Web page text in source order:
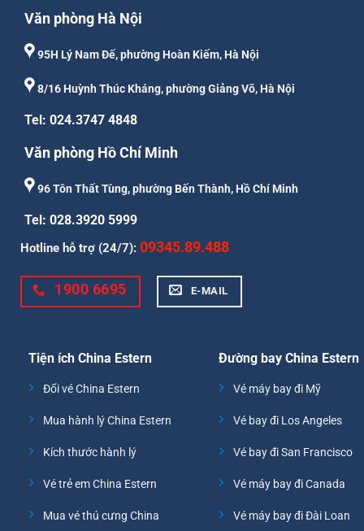
Văn phòng Hà Nội
95H Lý Nam Đế, phường Hoàn Kiếm, Hà Nội
8/16 Huỳnh Thúc Kháng, phường Giảng Võ, Hà Nội
Tel: 024.3747 4848
Văn phòng Hồ Chí Minh
96 Tôn Thất Tùng, phường Bến Thành, Hồ Chí Minh
Tel: 028.3920 5999
Hotline hỗ trợ (24/7): 09345.89.488
1900 6695 E-MAIL
Tiện ích China Estern
Đổi vé China Estern
Mua hành lý China Estern
Kích thước hành lý
Vé trẻ em China Estern
Mua vé thú cưng China
Đường bay China Estern
Vé máy bay đi Mỹ
Vé bay đi Los Angeles
Vé bay đi San Francisco
Vé máy bay đi Canada
Vé máy bay đi Đài Loan